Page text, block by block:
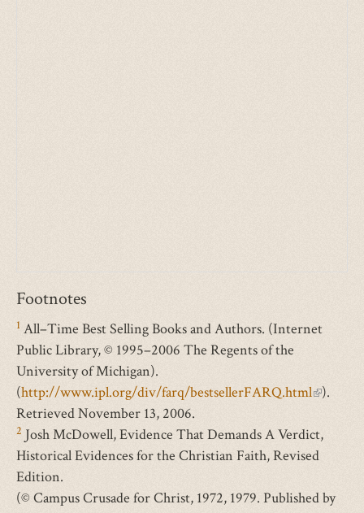
Footnotes
1 All–Time Best Selling Books and Authors. (Internet
Public Library, © 1995–2006 The Regents of the
University of Michigan).
(http://www.ipl.org/div/farq/bestsellerFARQ.html ).
Retrieved November 13, 2006.
2 Josh McDowell, Evidence That Demands A Verdict,
Historical Evidences for the Christian Faith, Revised
Edition.
(© Campus Crusade for Christ, 1972, 1979. Published by